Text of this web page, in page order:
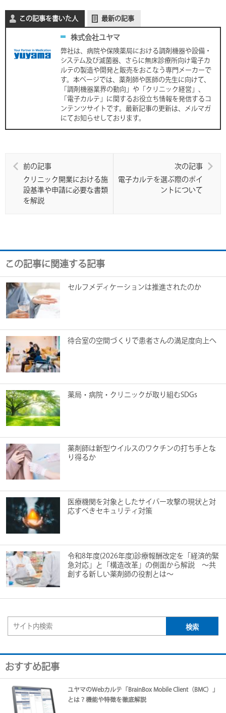
e
o
e
n
a
この記事を書いた人 最新の記事
株式会社ユヤマ
弊社は、病院や保険薬局における調剤機器や設備・
システム及び滅菌器、さらに無床診療所向け電子カ
ルテの製造や開発と販売をおこなう専門メーカーで
す。本ページでは、薬剤師や医師の先生に向けて、
「調剤機器業界の動向」や「クリニック経営」、
「電子カルテ」に関するお役立ち情報を発信するコ
ンテンツサイトです。最新記事の更新は、メルマガ
にてお知らせしております。
前の記事
クリニック開業における施
設基準や申請に必要な書類
を解説
次の記事
電子カルテを選ぶ際のポイ
ントについて
この記事に関連する記事
セルフメディケーションは推進されたのか
待合室の空間づくりで患者さんの満足度向上へ
薬局・病院・クリニックが取り組むSDGs
薬剤師は新型ウイルスのワクチンの打ち手とな
り得るか
医療機関を対象としたサイバー攻撃の現状と対
応すべきセキュリティ対策
令和8年度(2026年度)診療報酬改定を「経済的緊
急対応」と「構造改革」の側面から解説 ～共
創する新しい薬剤師の役割とは～
おすすめ記事
ユヤマのWebカルテ「BrainBox Mobile Client（BMC）」
とは？機能や特徴を徹底解説